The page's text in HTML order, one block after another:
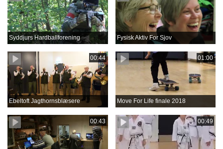
Syddjurs Hardballforening Fysisk Aktiv For Sjov
00:44
Ebeltoft Jagthornsblæsere
01:00
Move For Life finale 2018
00:43 00:49